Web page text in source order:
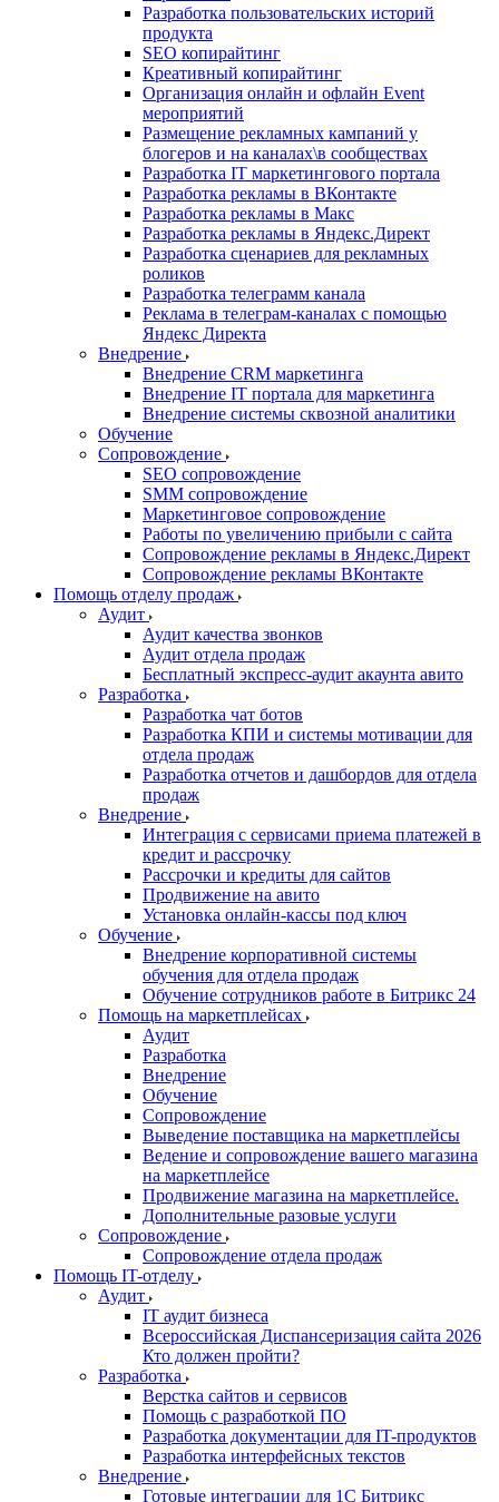
Разработка пользовательских историй
продукта
SEO копирайтинг
Креативный копирайтинг
Организация онлайн и офлайн Event
мероприятий
Размещение рекламных кампаний у
блогеров и на каналах\в сообществах
Разработка IT маркетингового портала
Разработка рекламы в ВКонтакте
Разработка рекламы в Макс
Разработка рекламы в Яндекс.Директ
Разработка сценариев для рекламных
роликов
Разработка телеграмм канала
Реклама в телеграм-каналах с помощью
Яндекс Директа
Внедрение
Внедрение CRM маркетинга
Внедрение IT портала для маркетинга
Внедрение системы сквозной аналитики
Обучение
Сопровождение
SEO сопровождение
SMM сопровождение
Маркетинговое сопровождение
Работы по увеличению прибыли с сайта
Сопровождение рекламы в Яндекс.Директ
Сопровождение рекламы ВКонтакте
Помощь отделу продаж
Аудит
Аудит качества звонков
Аудит отдела продаж
Бесплатный экспресс-аудит акаунта авито
Разработка
Разработка чат ботов
Разработка КПИ и системы мотивации для
отдела продаж
Разработка отчетов и дашбордов для отдела
продаж
Внедрение
Интеграция с сервисами приема платежей в
кредит и рассрочку
Рассрочки и кредиты для сайтов
Продвижение на авито
Установка онлайн-кассы под ключ
Обучение
Внедрение корпоративной системы
обучения для отдела продаж
Обучение сотрудников работе в Битрикс 24
Помощь на маркетплейсах
Аудит
Разработка
Внедрение
Обучение
Сопровождение
Выведение поставщика на маркетплейсы
Ведение и сопровождение вашего магазина
на маркетплейсе
Продвижение магазина на маркетплейсе.
Дополнительные разовые услуги
Сопровождение
Сопровождение отдела продаж
Помощь IT-отделу
Аудит
IT аудит бизнеса
Всероссийская Диспансеризация сайта 2026
Кто должен пройти?
Разработка
Верстка сайтов и сервисов
Помощь с разработкой ПО
Разработка документации для IT-продуктов
Разработка интерфейсных текстов
Внедрение
Готовые интеграции для 1С Битрикс